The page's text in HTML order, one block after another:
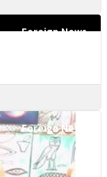
Foreign News
Foreign News